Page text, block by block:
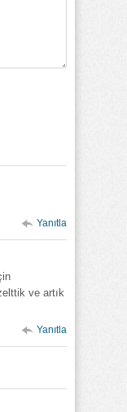
Yanıtla
ve artık
Yanıtla